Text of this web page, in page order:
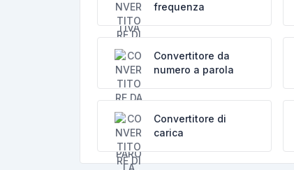
frequenza
Convertitore da
numero a parola
Convertitore di
carica